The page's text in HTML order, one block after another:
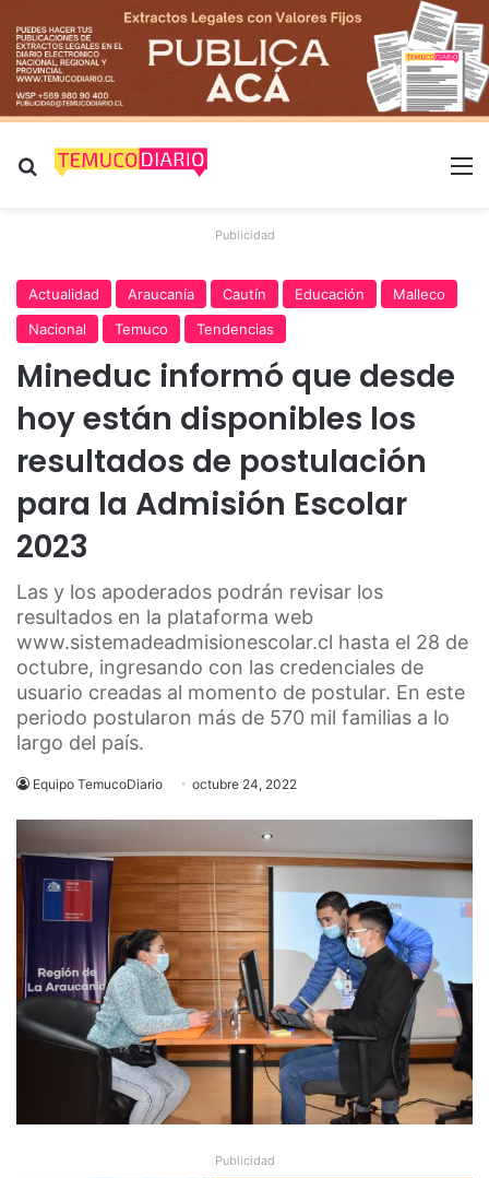
Buscar por
Publicidad
Actualidad Araucanía Cautín Educación
Malleco
Nacional
Temuco Tendencias
Mineduc informó que desde
hoy están disponibles los
resultados de postulación
para la Admisión Escolar
2023
Las y los apoderados podrán revisar los
resultados en la plataforma web
www.sistemadeadmisionescolar.cl hasta el 28 de
octubre, ingresando con las credenciales de
usuario creadas al momento de postular. En este
periodo postularon más de 570 mil familias a lo
largo del país.
Equipo TemucoDiario octubre 24, 2022
Publicidad